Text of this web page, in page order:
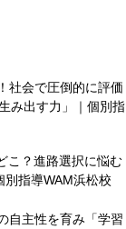
社会で圧倒的に評価
み出す力」｜個別指
こ？進路選択に悩む
別指導WAM浜松校
自主性を育み「学習